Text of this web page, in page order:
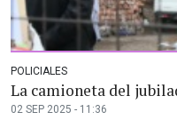
POLICIALES
La camioneta del
02 SEP 2025 - 11:36